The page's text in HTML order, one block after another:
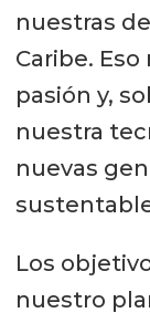
nuestras
Caribe.
pasión y,
nuestra
nuevas
Los
nuestro